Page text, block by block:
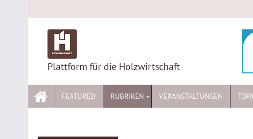
to
Plattform für die Holzwirtschaft
FEATURED RUBRIKEN VERANSTALTUNGEN